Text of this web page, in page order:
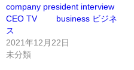
company president interview
CEO TV business ビジネ
ス
2021年12月22日
未分類